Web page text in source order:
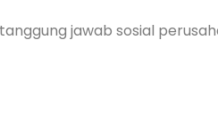
jawab sosial